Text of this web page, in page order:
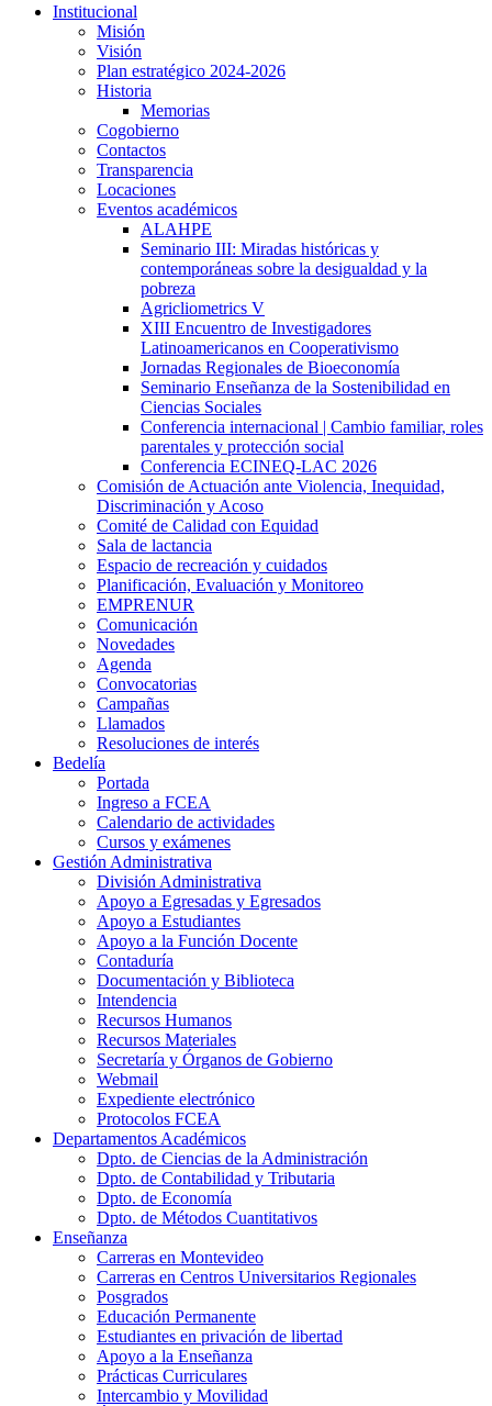
Institucional
Misión
Visión
Plan estratégico 2024-2026
Historia
Memorias
Cogobierno
Contactos
Transparencia
Locaciones
Eventos académicos
ALAHPE
Seminario III: Miradas históricas y
contemporáneas sobre la desigualdad y la
pobreza
Agricliometrics V
XIII Encuentro de Investigadores
Latinoamericanos en Cooperativismo
Jornadas Regionales de Bioeconomía
Seminario Enseñanza de la Sostenibilidad en
Ciencias Sociales
Conferencia internacional | Cambio familiar, roles
parentales y protección social
Conferencia ECINEQ-LAC 2026
Comisión de Actuación ante Violencia, Inequidad,
Discriminación y Acoso
Comité de Calidad con Equidad
Sala de lactancia
Espacio de recreación y cuidados
Planificación, Evaluación y Monitoreo
EMPRENUR
Comunicación
Novedades
Agenda
Convocatorias
Campañas
Llamados
Resoluciones de interés
Bedelía
Portada
Ingreso a FCEA
Calendario de actividades
Cursos y exámenes
Gestión Administrativa
División Administrativa
Apoyo a Egresadas y Egresados
Apoyo a Estudiantes
Apoyo a la Función Docente
Contaduría
Documentación y Biblioteca
Intendencia
Recursos Humanos
Recursos Materiales
Secretaría y Órganos de Gobierno
Webmail
Expediente electrónico
Protocolos FCEA
Departamentos Académicos
Dpto. de Ciencias de la Administración
Dpto. de Contabilidad y Tributaria
Dpto. de Economía
Dpto. de Métodos Cuantitativos
Enseñanza
Carreras en Montevideo
Carreras en Centros Universitarios Regionales
Posgrados
Educación Permanente
Estudiantes en privación de libertad
Apoyo a la Enseñanza
Prácticas Curriculares
Intercambio y Movilidad